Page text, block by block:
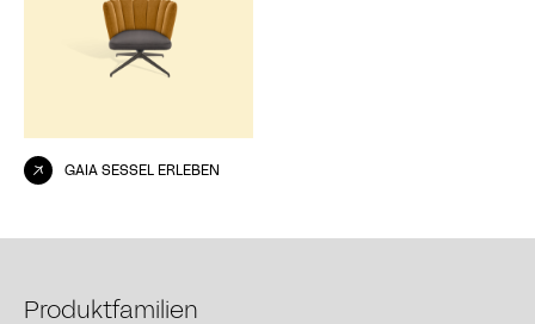
GAIA SESSEL ERLEBEN
Produktfamilien